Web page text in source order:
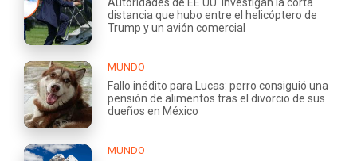
distancia que hubo entre el helicóptero de
Trump y un avión comercial
MUNDO
Fallo inédito para Lucas: perro consiguió una
pensión de alimentos tras el divorcio de sus
dueños en México
MUNDO